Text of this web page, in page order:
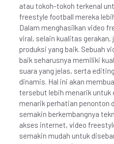
atau tokoh-tokoh terkenal
freestyle football mereka
Dalam menghasilkan video
viral, selain kualitas gerakan,
produksi yang baik. Sebuah
baik seharusnya memiliki
suara yang jelas, serta
dinamis. Hal ini akan
tersebut lebih menarik untuk
menarik perhatian penonton
semakin berkembangnya
akses internet, video
semakin mudah untuk